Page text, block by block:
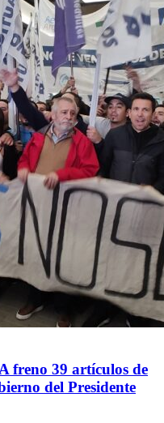
freno 39 artículos de
del Presidente